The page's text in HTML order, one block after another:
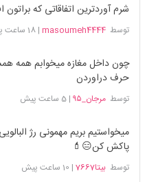
شرم آوردترین اتفاقاتی که براتون
توسطmasoumeh4444
|18 ساعت پیش
چون داخل مغازه میخوابم همه
حرف دراوردن
توسطمرجان_۹۵ |5 ساعت پیش
میخواستیم بریم مهمونی رژ
پاکش کن😑💄
توسطبیتا7667 | 10 ساعت پیش